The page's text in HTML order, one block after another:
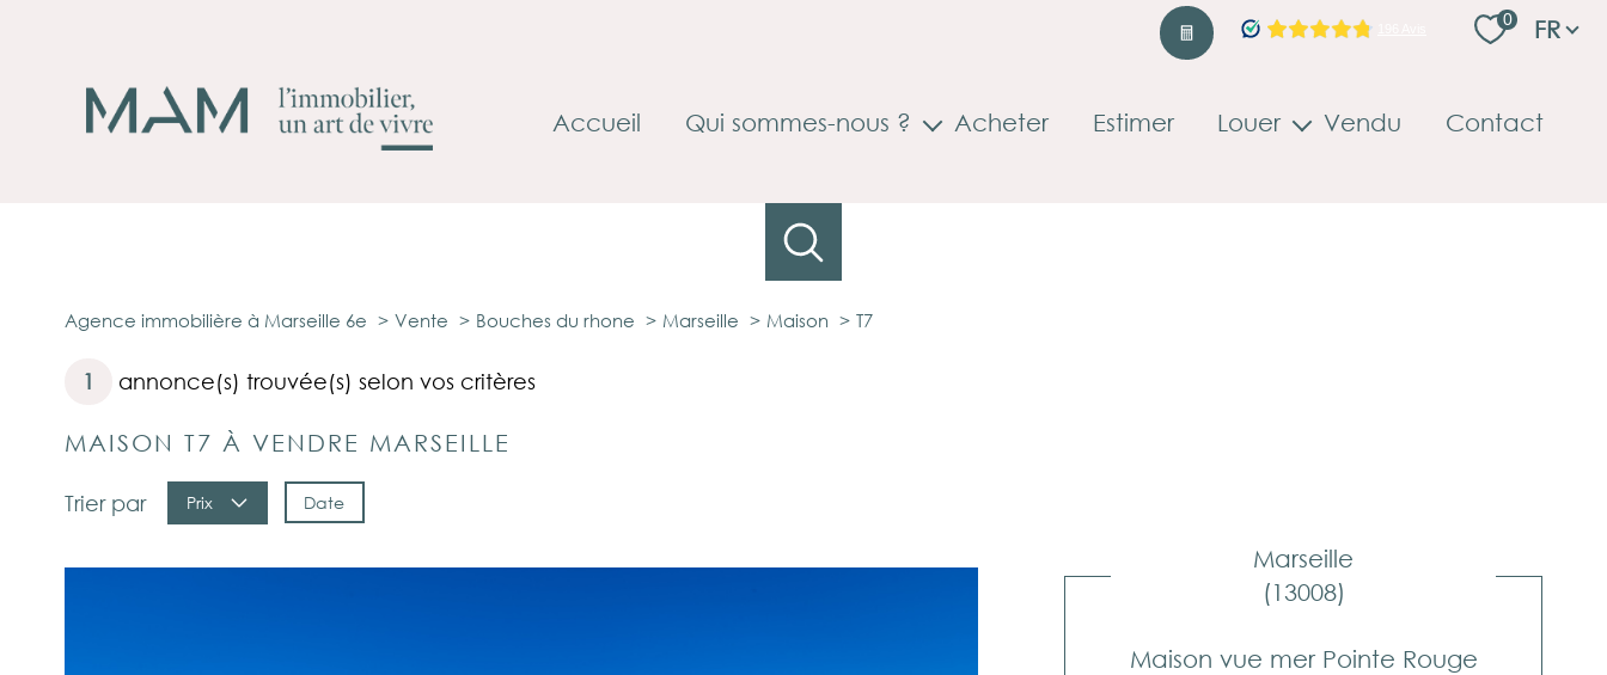
0 FR
Accueil Qui sommes-nous ? Acheter Estimer Louer Vendu Contact
Agence immobilière à Marseille 6e Vente Bouches du rhone Marseille Maison T7
1 annonce(s) trouvée(s) selon vos critères
MAISON T7 À VENDRE MARSEILLE
Trier par Prix Date
Marseille
(13008)
Maison vue mer Pointe Rouge